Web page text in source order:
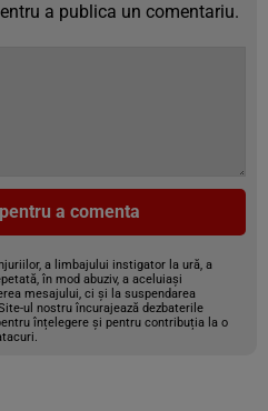
a publica un comentariu.
a comenta
a limbajului instigator la ură, a
în mod abuziv, a aceluiași
mesajului, ci și la suspendarea
ul nostru încurajează dezbaterile
înțelegere și pentru contribuția la o